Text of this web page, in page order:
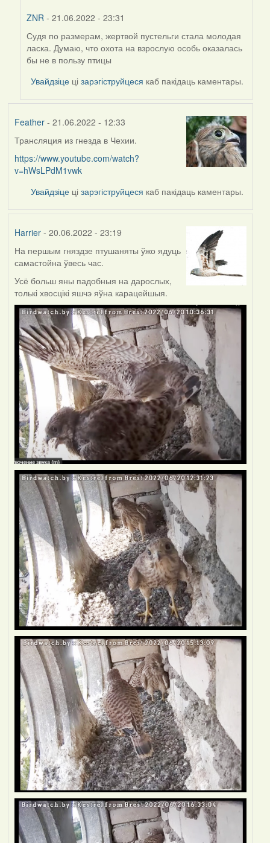
ZNR - 21.06.2022 - 23:31
In
reply
to
by
Harrier
Судя по размерам, жертвой пустельги стала молодая
ласка. Думаю, что охота на взрослую особь оказалась
бы не в пользу птицы
Увайдзіце цізарэгіструйцеся каб пакідаць каментары.
Feather- 21.06.2022 - 12:33
Трансляция из гнезда в Чехии.
https://www.youtube.com/watch?
v=hWsLPdM1vwk
Увайдзіце цізарэгіструйцеся каб пакідаць каментары.
Harrier- 20.06.2022 - 23:19
На першым гняздзе птушаняты ўжо ядуць
самастойна ўвесь час.
Усё больш яны падобныя на дарослых,
толькі хвосцікі яшчэ яўна карацейшыя.